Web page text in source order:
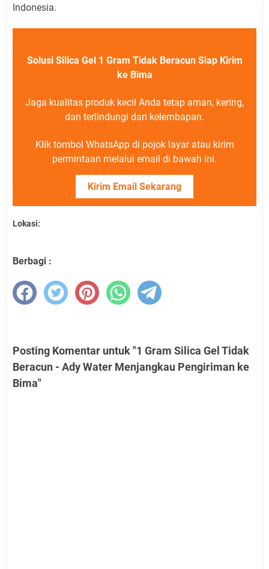
Indonesia.
Solusi Silica Gel 1 Gram Tidak Beracun Siap Kirim
ke Bima
Jaga kualitas produk kecil Anda tetap aman, kering,
dan terlindungi dari kelembapan.
Klik tombol WhatsApp di pojok layar atau kirim
permintaan melalui email di bawah ini.
Kirim Email Sekarang
Lokasi:
Berbagi :
Posting Komentar untuk "1 Gram Silica Gel Tidak
Beracun - Ady Water Menjangkau Pengiriman ke
Bima"